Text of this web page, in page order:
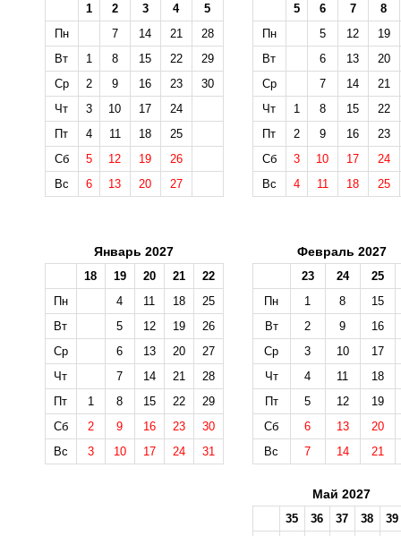
1 2 3 4
5
Пн
7 14 21
28
Вт
1 8 15 22
29
Ср
2 9 16 23
30
Чт
3 10 17
24
Пт
4 11 18
25
Сб
5 12 19
26
Вс
6 13 20 27
5 6 7
8
Пн
5 12
19
Вт
6 13
20
Ср
7 14
21
Чт
1 8 15
22
Пт
2 9 16
23
Сб
3 10 17
24
Вс
4 11 18 25
Январь 2027
18 19 20 21
22
Пн
4 11 18
25
Вт
5 12 19
26
Ср
6 13 20
27
Чт
7 14 21
28
Пт
1 8 15 22
29
Сб
2 9 16 23
30
Вс
3 10 17 24 31
Февраль 2027
23 24
25
Пн
1 8
15
Вт
2 9
16
Ср
3 10
17
Чт
4 11
18
Пт
5 12
19
Сб
6 13
20
Вс
7 14 21
Май 2027
35 36 37 38
39